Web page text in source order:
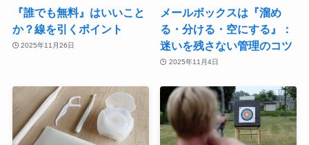
『誰でも無料』はいいこと
か？線を引くポイント
2025年11月26日
メールボックスは『溜め
る・分ける・空にする』：
迷いを残さない管理のコツ
2025年11月4日